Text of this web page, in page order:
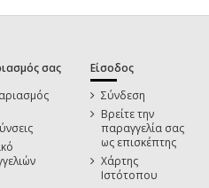
σας
Είσοδος
Σύνδεση
Βρείτε την
παραγγελία σας
ως επισκέπτης
Χάρτης
Ιστότοπου